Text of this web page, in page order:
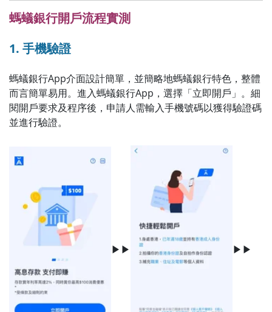
螞蟻銀行開戶流程實測
1. 手機驗證
螞蟻銀行App介面設計簡單，並簡略地螞蟻銀行特色，整體
而言簡單易用。進入螞蟻銀行App，選擇「立即開戶」。細
閱開戶要求及程序後，申請人需輸入手機號碼以獲得驗證碼
並進行驗證。
▶▶ ▶▶